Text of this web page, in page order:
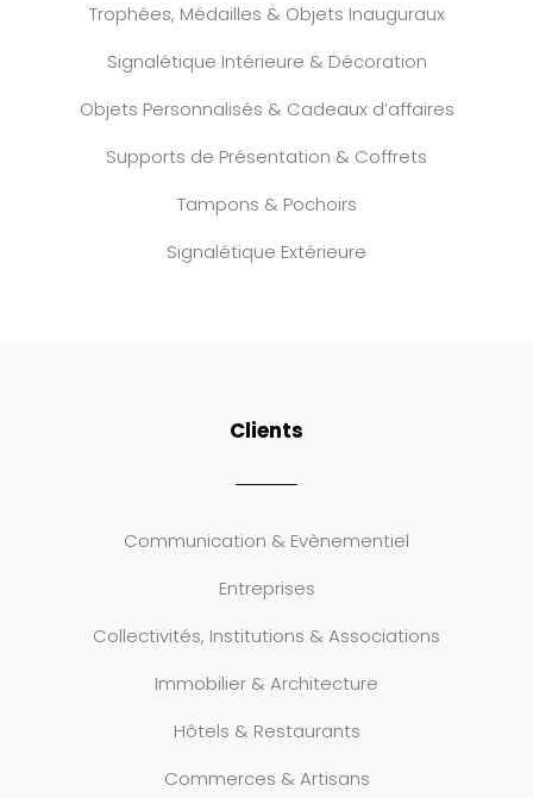
Trophées, Médailles & Objets Inauguraux
Signalétique Intérieure & Décoration
Objets Personnalisés & Cadeaux d’affaires
Supports de Présentation & Coffrets
Tampons & Pochoirs
Signalétique Extérieure
Clients
Communication & Evènementiel
Entreprises
Collectivités, Institutions & Associations
Immobilier & Architecture
Hôtels & Restaurants
Commerces & Artisans